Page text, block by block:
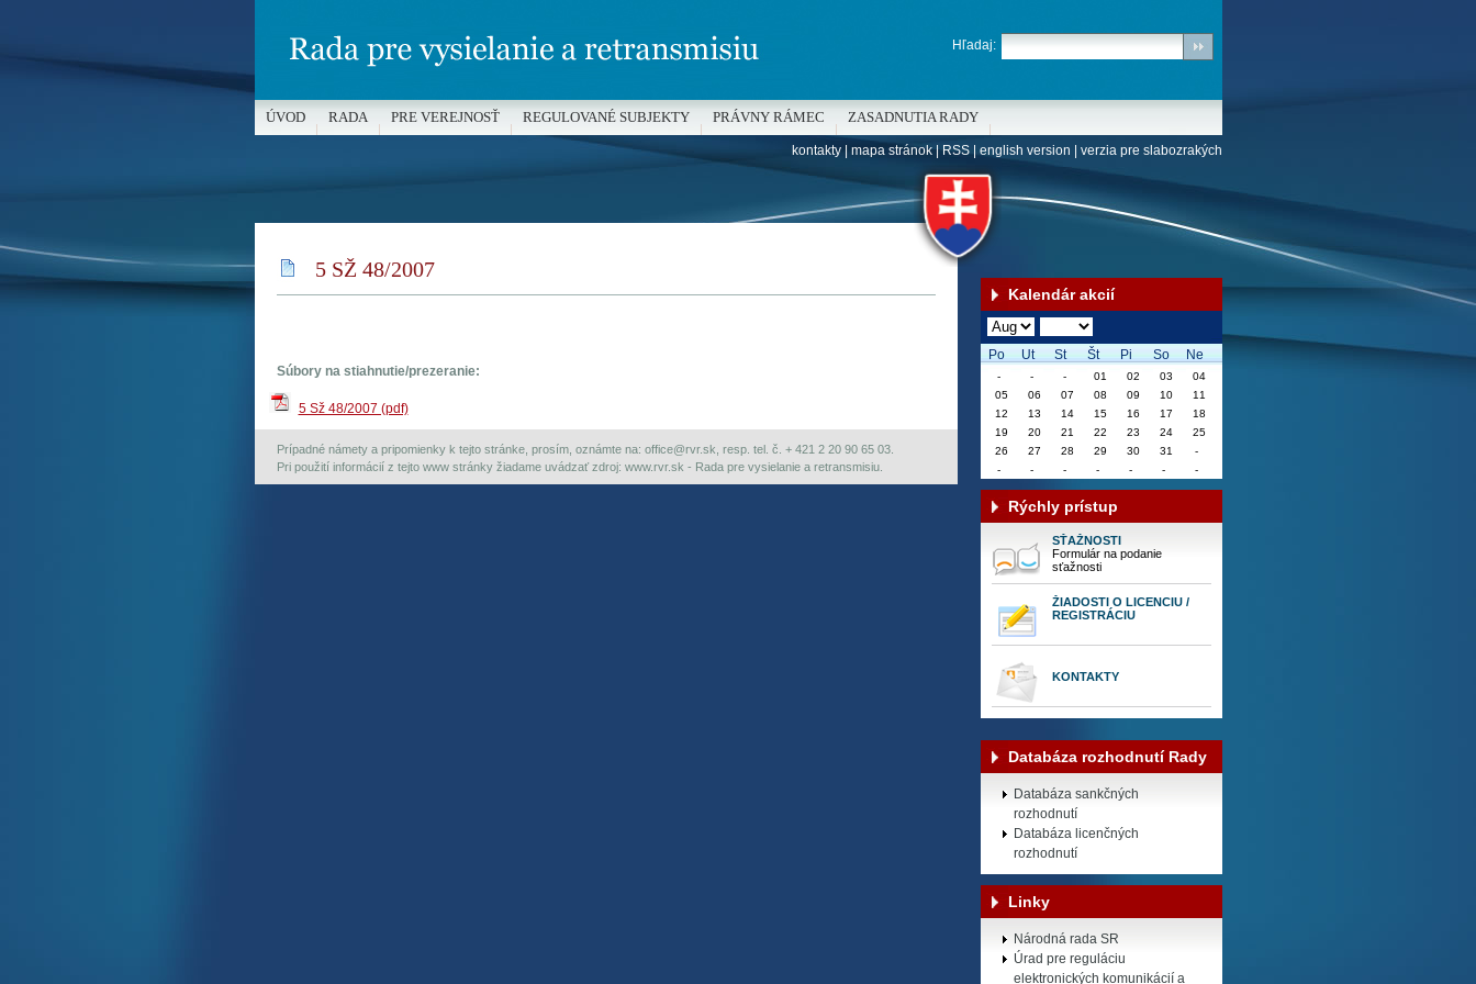
5 SŽ 48/2007
Súbory na stiahnutie/prezeranie:
5 Sž 48/2007 (pdf)
Prípadné námety a pripomienky k tejto stránke, prosím, oznámte na: office@rvr.sk, resp. tel. č. + 421 2 20 90 65 03.
Pri použití informácií z tejto www stránky žiadame uvádzať zdroj: www.rvr.sk - Rada pre vysielanie a retransmisiu.
Kalendár akcií
Po Ut St Št Pi So Ne
Rýchly prístup
SŤAŽNOSTI
Formulár na podanie
sťažnosti
ŽIADOSTI O LICENCIU /
REGISTRÁCIU
KONTAKTY
Databáza rozhodnutí Rady
Databáza sankčných
rozhodnutí
Databáza licenčných
rozhodnutí
Linky
Národná rada SR
Úrad pre reguláciu
elektronických komunikácií a
Hľadaj:
ÚVOD RADA PRE VEREJNOSŤ REGULOVANÉ SUBJEKTY PRÁVNY RÁMEC ZASADNUTIA RADY
kontakty| mapa stránok|RSS| english version verzia pre slabozrakých